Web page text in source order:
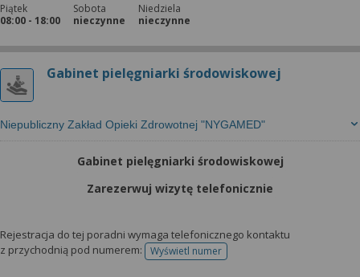
Piątek
08:00 - 18:00
Sobota
nieczynne
Niedziela
nieczynne
Gabinet pielęgniarki środowiskowej
Niepubliczny Zakład Opieki Zdrowotnej "NYGAMED"
Gabinet pielęgniarki środowiskowej
Zarezerwuj wizytę telefonicznie
Rejestracja do tej poradni wymaga telefonicznego kontaktu
z przychodnią pod numerem:
Wyświetl numertelefonu do rejestracji